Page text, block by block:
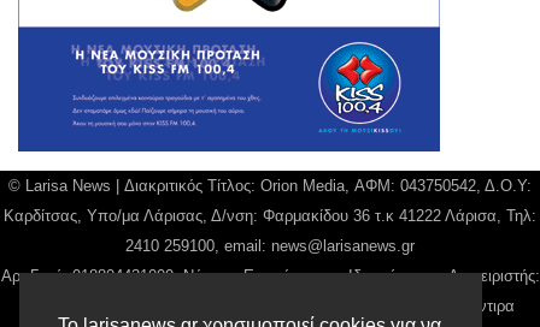
© Larisa News | Διακριτικός Τίτλος: Orion Media, ΑΦΜ: 043750542, Δ.Ο.Υ:
Καρδίτσας, Υπο/μα Λάρισας, Δ/νση: Φαρμακίδου 36 τ.κ 41222 Λάρισα, Τηλ:
2410 259100, email: news@larisanews.gr
Αρ. Γεμή: 018804431000, Νόμιμος Εκπρόσωπος, Ιδιοκτήτης και Διαχειριστής:
Παναγιώτης Φιλίππου, Διευθύντρια: Γιαννουσά Βασιλική, Διευθύντιρα